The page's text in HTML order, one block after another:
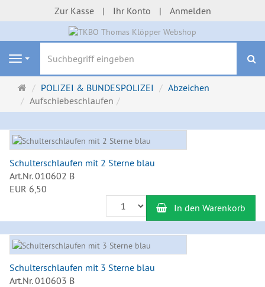
Zur Kasse Ihr Konto Anmelden
Navigation
Startseite
POLIZEI & BUNDESPOLIZEI
Abzeichen
Aufschiebeschlaufen
Schulterschlaufen mit 2 Sterne blau
Art.Nr. 010602 B
EUR 6,50
Anzahl
In den Warenkorb
Schulterschlaufen mit 3 Sterne blau
Art.Nr. 010603 B